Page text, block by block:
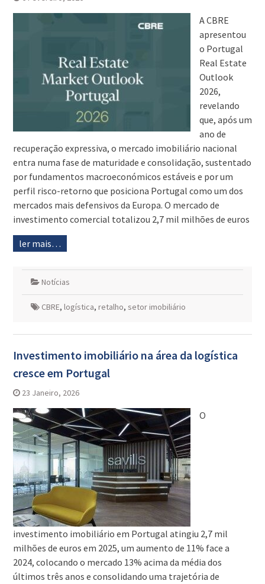
A CBRE
apresentou
o Portugal
Real Estate
Outlook
2026,
revelando
que, após um
ano de
recuperação expressiva, o mercado imobiliário nacional
entra numa fase de maturidade e consolidação, sustentado
por fundamentos macroeconómicos estáveis e por um
perfil risco-retorno que posiciona Portugal como um dos
mercados mais defensivos da Europa. O mercado de
investimento comercial totalizou 2,7 mil milhões de euros
ler mais…
Notícias
CBRE, logística, retalho, setor imobiliário
Investimento imobiliário na área da logística
cresce em Portugal
23 Janeiro, 2026
O
investimento imobiliário em Portugal atingiu 2,7 mil
milhões de euros em 2025, um aumento de 11% face a
2024, colocando o mercado 13% acima da média dos
últimos três anos e consolidando uma trajetória de